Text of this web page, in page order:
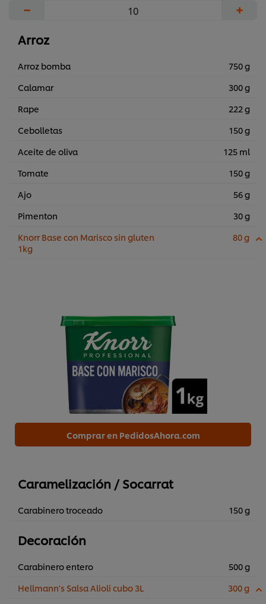
− +
Arroz
Arroz bomba
750 g
Calamar
300 g
Rape
222 g
Cebolletas
150 g
Aceite de oliva
125 ml
Tomate
150 g
Ajo
56 g
Pimenton
30 g
Knorr Base con Marisco sin gluten
1kg
80 g
Comprar en PedidosAhora.com
Caramelización / Socarrat
Carabinero troceado 150 g
Decoración
Carabinero entero
500 g
Hellmann's Salsa Alioli cubo 3L
300 g